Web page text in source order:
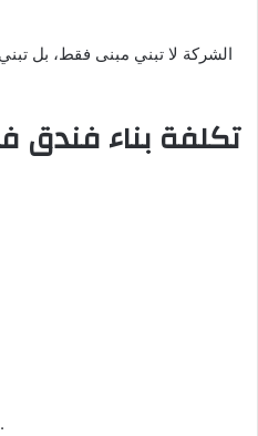
الشركة لا تبني مبنى فقط، بل
تكلفة بناء فندق
الأنظمة التقنية المستخدمة.